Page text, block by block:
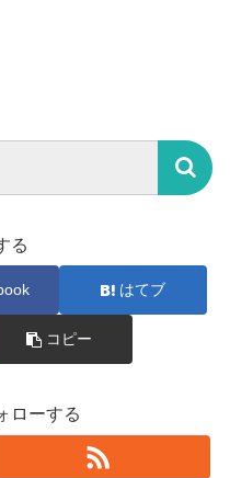
る
はてブ
コピー
ローする